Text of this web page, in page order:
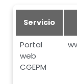
Servicio
Portal
web
CGEPM